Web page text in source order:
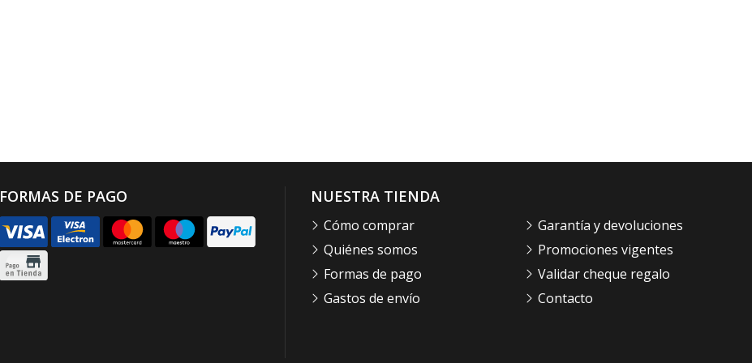
FORMAS DE PAGO NUESTRA TIENDA
Cómo comprar
Quiénes somos
Formas de pago
Gastos de envío
Garantía y devoluciones
Promociones vigentes
Validar cheque regalo
Contacto